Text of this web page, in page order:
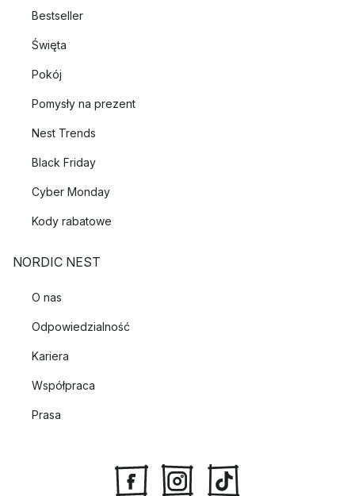
Bestseller
Święta
Pokój
Pomysły na prezent
Nest Trends
Black Friday
Cyber Monday
Kody rabatowe
NORDIC NEST
O nas
Odpowiedzialność
Kariera
Współpraca
Prasa